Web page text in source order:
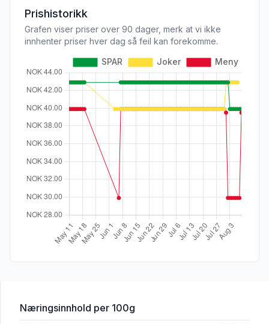
Prishistorikk
Grafen viser priser over 90 dager, merk at vi ikke
innhenter priser hver dag så feil kan forekomme.
Næringsinnhold for 'Ali Filtermalt 200g Sommervibber'
per 100g